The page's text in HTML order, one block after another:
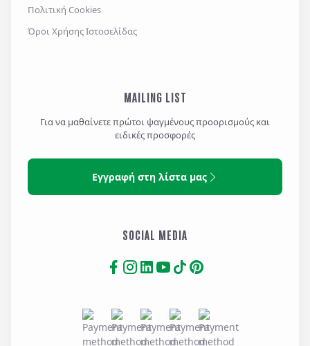
Πολιτική Cookies
Όροι Χρήσης Ιστοσελίδας
MAILING LIST
Για να μαθαίνετε πρώτοι ψαγμένους προορισμούς και
ειδικές προσφορές
Εγγραφή στη λίστα μας
SOCIAL MEDIA